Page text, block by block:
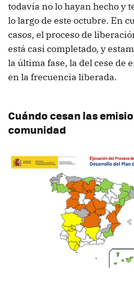
todavía no lo hayan hecho y
lo largo de este octubre. En
casos, el proceso de
está casi completado, y
la última fase, la del cese de
en la frecuencia liberada.
Cuándo cesan las
comunidad